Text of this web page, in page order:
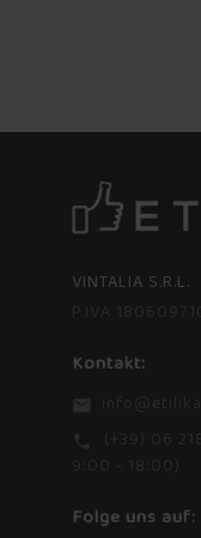
VINTALIA S.R.L.
Kontakt:
Folge uns auf: